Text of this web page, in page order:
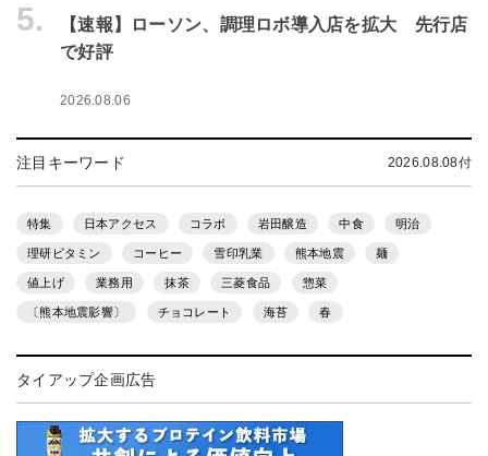
5.
【速報】ローソン、調理ロボ導入店を拡大 先行店
で好評
2026.08.06
注目キーワード 2026.08.08付
特集 日本アクセス コラボ 岩田醸造 中食 明治
理研ビタミン コーヒー 雪印乳業 熊本地震 麺
値上げ 業務用 抹茶 三菱食品 惣菜
〔熊本地震影響〕 チョコレート 海苔 春
タイアップ企画広告